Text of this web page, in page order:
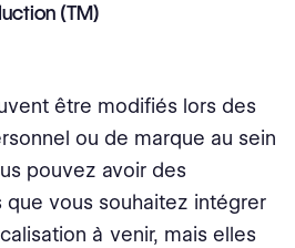
(TM)
être modifiés lors des
ou de marque au sein
pouvez avoir des
que vous souhaitez intégrer
à venir, mais elles